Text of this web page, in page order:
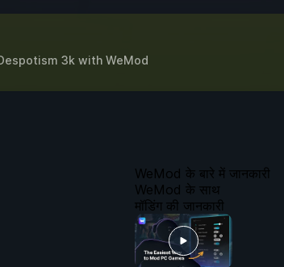
3k with WeMod
WeMod के बारे में जानकारी
WeMod के साथ
मॉडिंग की जानकारी